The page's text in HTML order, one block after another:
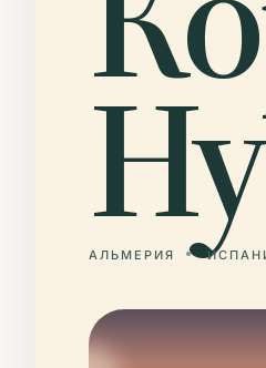
АЛЬМЕРИЯ